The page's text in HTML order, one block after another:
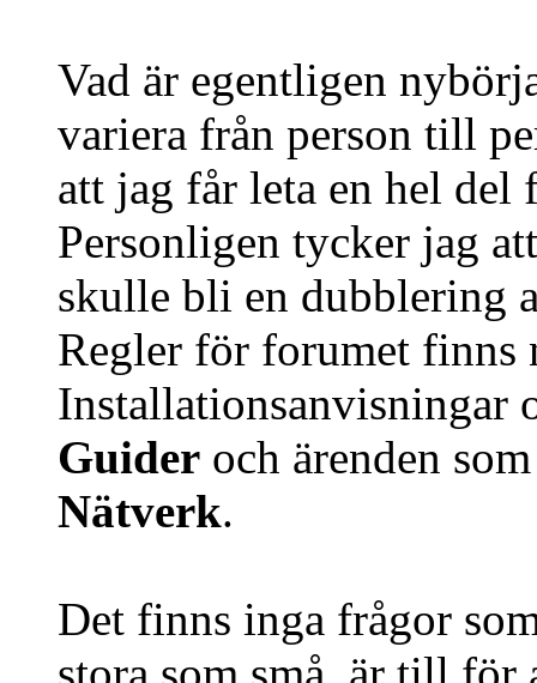
Vad är egentligen
variera från person till
att jag får leta en hel del
Personligen tycker jag
skulle bli en dubblering
Regler för forumet finns
Installationsanvisningar
Guider och ärenden
Nätverk.
Det finns inga frågor